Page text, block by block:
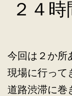
２４
今回は２か所
現場に行って
道路渋滞に巻